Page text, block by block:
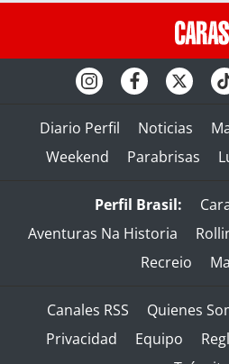
Diario Perfil Noticias
Weekend
Parabrisas
Perfil Brasil:
Aventuras Na Historia
Recreio
Canales RSS Quienes
Privacidad
Equipo